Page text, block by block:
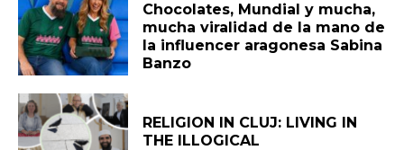
Chocolates, Mundial y mucha,
mucha viralidad de la mano de
la influencer aragonesa Sabina
Banzo
RELIGION IN CLUJ: LIVING IN
THE ILLOGICAL